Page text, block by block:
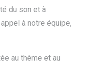
du son et à
à notre équipe,
au thème et au